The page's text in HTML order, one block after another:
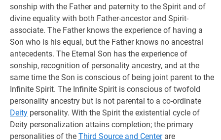
sonship with the Father and paternity to the Spirit and of
divine equality with both Father-ancestor and Spirit-
associate. The Father knows the experience of having a
Son who is his equal, but the Father knows no ancestral
antecedents. The Eternal Son has the experience of
sonship, recognition of personality ancestry, and at the
same time the Son is conscious of being joint parent to the
Infinite Spirit. The Infinite Spirit is conscious of twofold
personality ancestry but is not parental to a co-ordinate
Deity personality. With the Spirit the existential cycle of
Deity personalization attains completion; the primary
personalities of the Third Source and Centerare